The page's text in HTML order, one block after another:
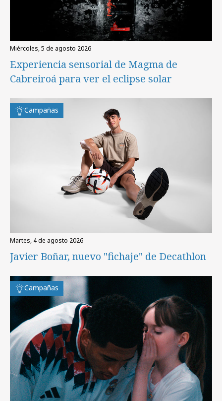
miércoles, 5 de agosto 2026
Experiencia sensorial de Magma de
Cabreiroá para ver el eclipse solar
Campañas
martes, 4 de agosto 2026
Javier Boñar, nuevo "fichaje" de Decathlon
Campañas